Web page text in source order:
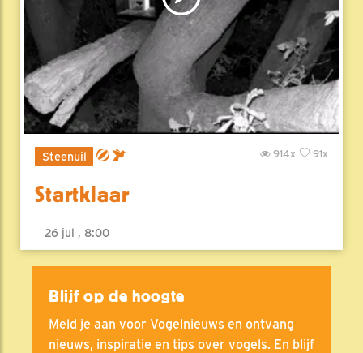
Steenuil 91x
914x
Startklaar
26 jul , 8:00
Blijf op de hoogte
Meld je aan voor Vogelnieuws en ontvang
nieuws, inspiratie en tips over vogels. En blijf